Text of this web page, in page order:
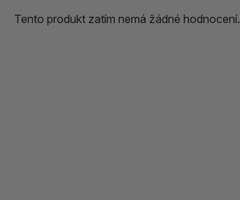
Tento produkt zatím nemá žádné hodnocení.